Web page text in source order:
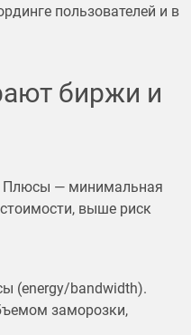
пользователей и в
биржи и
Плюсы — минимальная
выше риск
(energy/bandwidth).
заморозки,